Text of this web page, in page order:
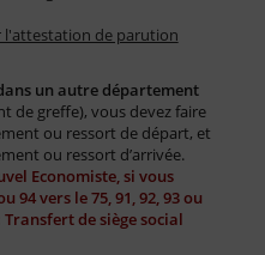
l'attestation de parution
un autre département
de greffe), vous devez faire
ou ressort de départ, et
ou ressort d’arrivée.
Economiste, si vous
94 vers le 75, 91, 92, 93 ou
de siège social